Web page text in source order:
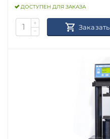
ДОСТУПЕН ДЛЯ ЗАКАЗА
+
−
Заказать